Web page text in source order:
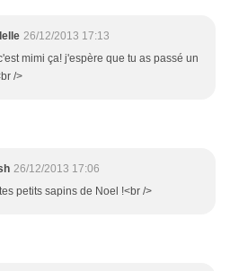
26/12/2013 17:13
mimi ça! j'espère que tu as passé un
/>
26/12/2013 17:06
petits sapins de Noel !<br />